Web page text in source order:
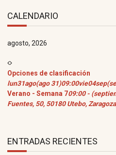
CALENDARIO
agosto, 2026
Opciones de clasificación
lun31ago(ago 31)09:00vie04sep
Verano - Semana 709:00 -
Fuentes, 50, 50180 Utebo,
ENTRADAS RECIENTES